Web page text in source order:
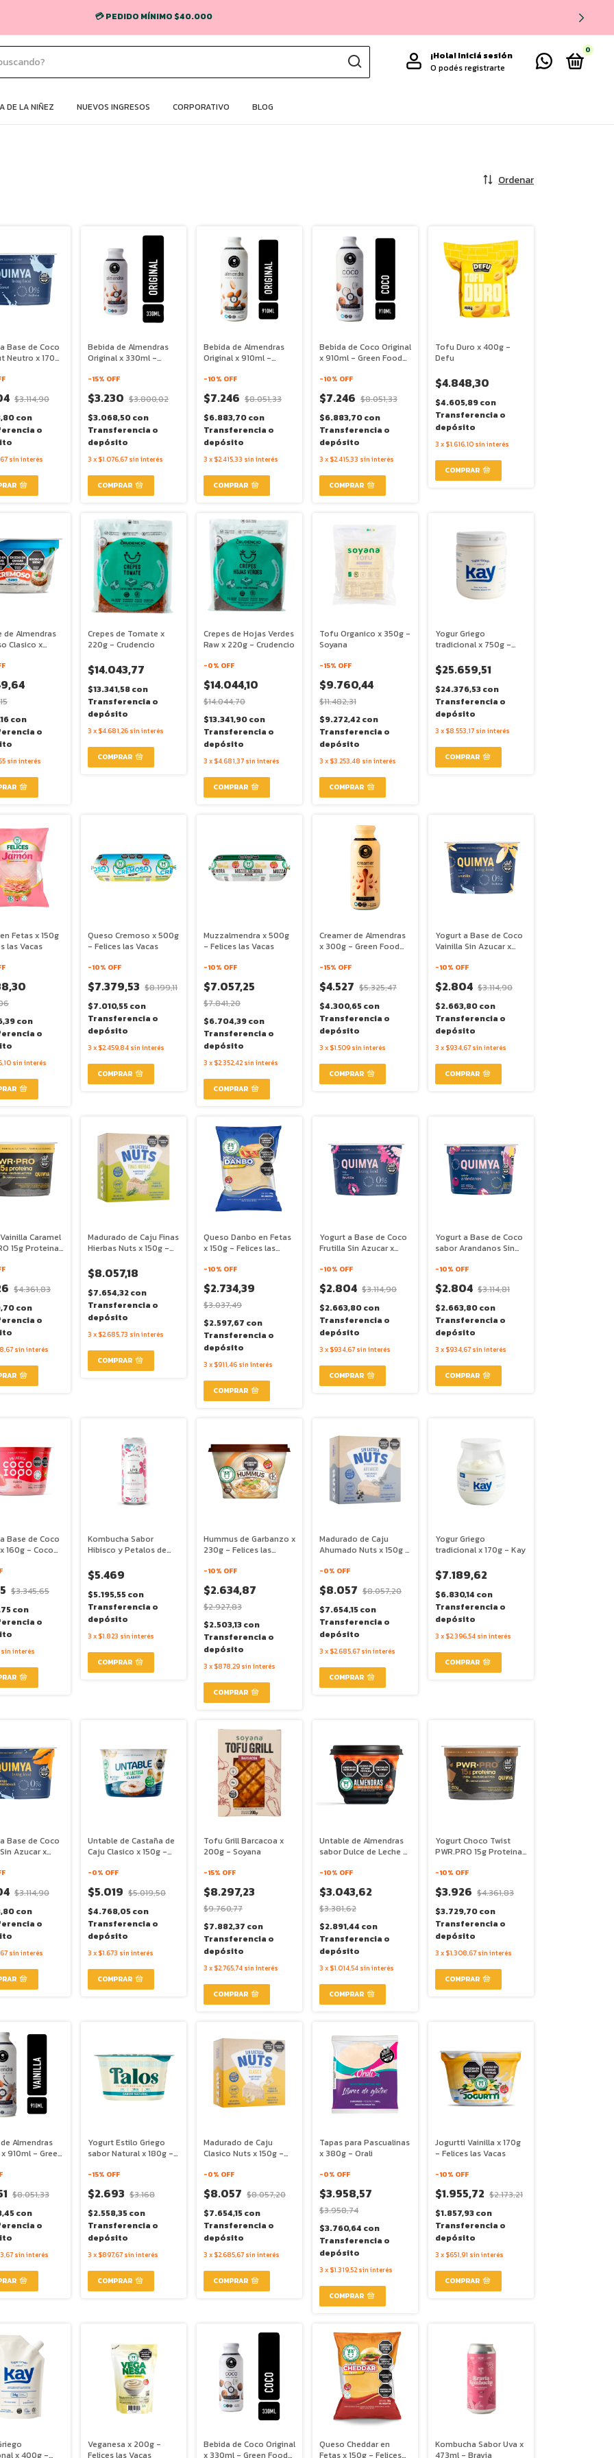
🚚 ENVÍO GRATIS EN CABA Y GBA (COMPRAS + $70.000) 💸
¡Hola!Iniciá sesión
O podés registrarte
0
DE LA NIÑEZ NUEVOS INGRESOS CORPORATIVO BLOG
Ordenar
Base de Coco
Neutro x 170g
$3.114,90
con
o
sin interés
Bebida de Almendras
Original x 330ml -
-15% OFF
$3.230 $3.800,02
$3.068,50con
Transferencia o
depósito
3 x $1.076,67 sin interés
Bebida de Almendras
Original x 910ml -
-10% OFF
$7.246 $8.051,33
$6.883,70con
Transferencia o
depósito
3 x $2.415,33 sin interés
Bebida de Coco Original
x 910ml - Green Food
-10% OFF
$7.246 $8.051,33
$6.883,70con
Transferencia o
depósito
3 x $2.415,33 sin interés
Tofu Duro x 400g -
Defu
$4.848,30
$4.605,89con
Transferencia o
depósito
3 x $1.616,10 sin interés
de Almendras
Clasico x
con
o
sin interés
Crepes de Tomate x
220g - Crudencio
$14.043,77
$13.341,58con
Transferencia o
depósito
3 x $4.681,26 sin interés
Crepes de Hojas Verdes
Raw x 220g - Crudencio
-0% OFF
$14.044,10
$14.044,70
$13.341,90con
Transferencia o
depósito
3 x $4.681,37 sin interés
Tofu Organico x 350g -
Soyana
-15% OFF
$9.760,44
$11.482,31
$9.272,42con
Transferencia o
depósito
3 x $3.253,48 sin interés
Yogur Griego
tradicional x 750g -
$25.659,51
$24.376,53con
Transferencia o
depósito
3 x $8.553,17 sin interés
Fetas x 150g
las Vacas
con
o
sin interés
Queso Cremoso x 500g
- Felices las Vacas
-10% OFF
$7.379,53 $8.199,11
$7.010,55con
Transferencia o
depósito
3 x $2.459,84 sin interés
Muzzalmendra x 500g
- Felices las Vacas
-10% OFF
$7.057,25
$7.841,20
$6.704,39con
Transferencia o
depósito
3 x $2.352,42 sin interés
Creamer de Almendras
x 300g - Green Food
-15% OFF
$4.527 $5.325,47
$4.300,65con
Transferencia o
depósito
3 x $1.509 sin interés
Yogurt a Base de Coco
Vainilla Sin Azucar x
-10% OFF
$2.804 $3.114,90
$2.663,80con
Transferencia o
depósito
3 x $934,67 sin interés
Caramel
15g Proteina
$4.361,83
con
o
sin interés
Madurado de Caju Finas
Hierbas Nuts x 150g -
$8.057,18
$7.654,32con
Transferencia o
depósito
3 x $2.685,73 sin interés
Queso Danbo en Fetas
x 150g - Felices las
-10% OFF
$2.734,39
$3.037,49
$2.597,67 con
Transferencia o
depósito
3 x $911,46 sin interés
Yogurt a Base de Coco
Frutilla Sin Azucar x
-10% OFF
$2.804 $3.114,90
$2.663,80con
Transferencia o
depósito
3 x $934,67 sin interés
Yogurt a Base de Coco
sabor Arandanos Sin
-10% OFF
$2.804 $3.114,81
$2.663,80con
Transferencia o
depósito
3 x $934,67 sin interés
Base de Coco
160g - Coco
$3.345,65
con
o
sin interés
Kombucha Sabor
Hibisco y Petalos de
Kombu
$5.469
$5.195,55con
Transferencia o
depósito
3 x $1.823 sin interés
Hummus de Garbanzo x
230g - Felices las
-10% OFF
$2.634,87
$2.927,83
$2.503,13con
Transferencia o
depósito
3 x $878,29 sin interés
Madurado de Caju
Ahumado Nuts x 150g -
-0% OFF
$8.057 $8.057,20
$7.654,15con
Transferencia o
depósito
3 x $2.685,67 sin interés
Yogur Griego
tradicional x 170g - Kay
$7.189,62
$6.830,14 con
Transferencia o
depósito
3 x $2.396,54 sin interés
Base de Coco
Azucar x
$3.114,90
con
o
sin interés
Untable de Castaña de
Caju Clasico x 150g -
-0% OFF
$5.019 $5.019,50
$4.768,05con
Transferencia o
depósito
3 x $1.673 sin interés
Tofu Grill Barcacoa x
200g - Soyana
-15% OFF
$8.297,23
$9.760,77
$7.882,37 con
Transferencia o
depósito
3 x $2.765,74 sin interés
Untable de Almendras
sabor Dulce de Leche x
Vacas
-10% OFF
$3.043,62
$3.381,62
$2.891,44 con
Transferencia o
depósito
3 x $1.014,54 sin interés
Yogurt Choco Twist
PWR.PRO 15g Proteina
Quimya
-10% OFF
$3.926 $4.361,83
$3.729,70con
Transferencia o
depósito
3 x $1.308,67 sin interés
Almendras
910ml - Green
$8.051,33
con
o
sin interés
Yogurt Estilo Griego
sabor Natural x 180g -
-15% OFF
$2.693 $3.168
$2.558,35con
Transferencia o
depósito
3 x $897,67 sin interés
Madurado de Caju
Clasico Nuts x 150g -
-0% OFF
$8.057 $8.057,20
$7.654,15con
Transferencia o
depósito
3 x $2.685,67 sin interés
Tapas para Pascualinas
x 380g - Orali
-0% OFF
$3.958,57
$3.958,74
$3.760,64 con
Transferencia o
depósito
3 x $1.319,52 sin interés
Jogurtti Vainilla x 170g
- Felices las Vacas
-10% OFF
$1.955,72 $2.173,21
$1.857,93con
Transferencia o
depósito
3 x $651,91 sin interés
x 400g -
Veganesa x 200g -
Felices las Vacas
Bebida de Coco Original
x 330ml - Green Food
Queso Cheddar en
Fetas x 150g - Felices
Kombucha Sabor Uva x
473ml - Bravia